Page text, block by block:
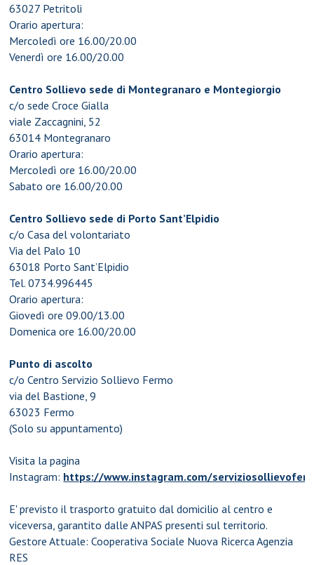
63027 Petritoli
Orario apertura:
Mercoledì ore 16.00/20.00
Venerdì ore 16.00/20.00
Centro Sollievo sede di Montegranaro e Montegiorgio
c/o sede Croce Gialla
viale Zaccagnini, 52
63014 Montegranaro
Orario apertura:
Mercoledì ore 16.00/20.00
Sabato ore 16.00/20.00
Centro Sollievo sede di Porto Sant’Elpidio
c/o Casa del volontariato
Via del Palo 10
63018 Porto Sant’Elpidio
Tel. 0734.996445
Orario apertura:
Giovedì ore 09.00/13.00
Domenica ore 16.00/20.00
Punto di ascolto
c/o Centro Servizio Sollievo Fermo
via del Bastione, 9
63023 Fermo
(Solo su appuntamento)
Visita la pagina
Instagram: https://www.instagram.com/
E' previsto il trasporto gratuito dal domicilio al centro e
viceversa, garantito dalle ANPAS presenti sul territorio.
Gestore Attuale: Cooperativa Sociale Nuova Ricerca Agenzia
RES